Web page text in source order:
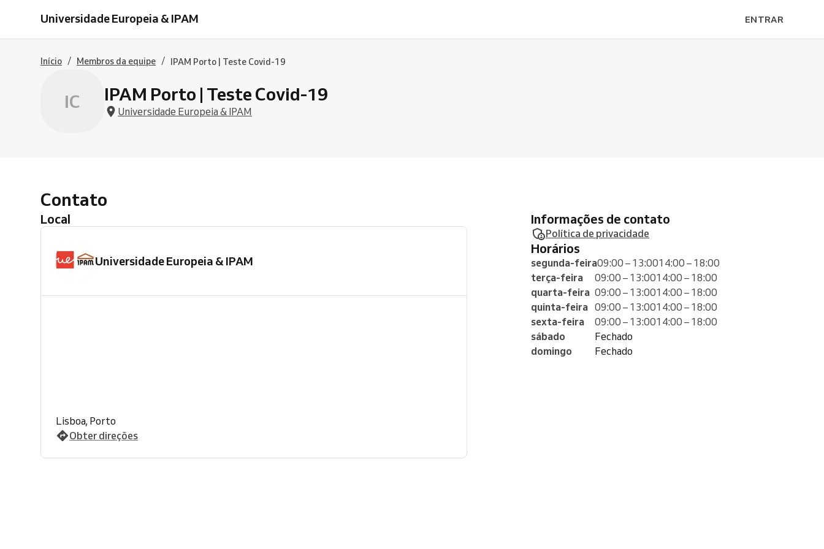
Universidade Europeia & IPAM ENTRAR
Início / Membros da equipe / IPAM Porto | Teste Covid-19
IC IPAM Porto | Teste Covid-19
Universidade Europeia & IPAM
Contato
Local
Universidade Europeia & IPAM
Lisboa, Porto
Obter direções
Informações de contato
Política de privacidade
Horários
segunda-feira09:00 – 13:0014:00 – 18:00
terça-feira
09:00 – 13:0014:00 – 18:00
quarta-feira 09:00 – 13:0014:00 – 18:00
quinta-feira 09:00 – 13:0014:00 – 18:00
sexta-feira
09:00 – 13:0014:00 – 18:00
sábado
Fechado
domingo
Fechado